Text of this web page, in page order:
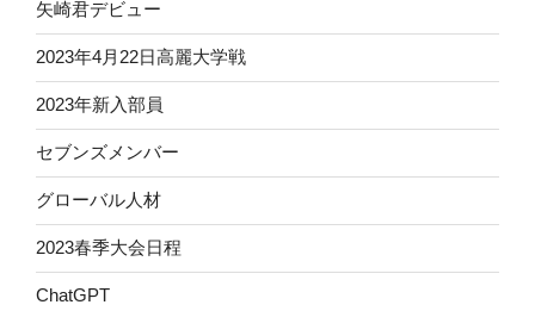
矢崎君デビュー
2023年4月22日高麗大学戦
2023年新入部員
セブンズメンバー
グローバル人材
2023春季大会日程
ChatGPT